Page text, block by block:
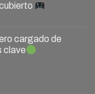
cargado de
clave